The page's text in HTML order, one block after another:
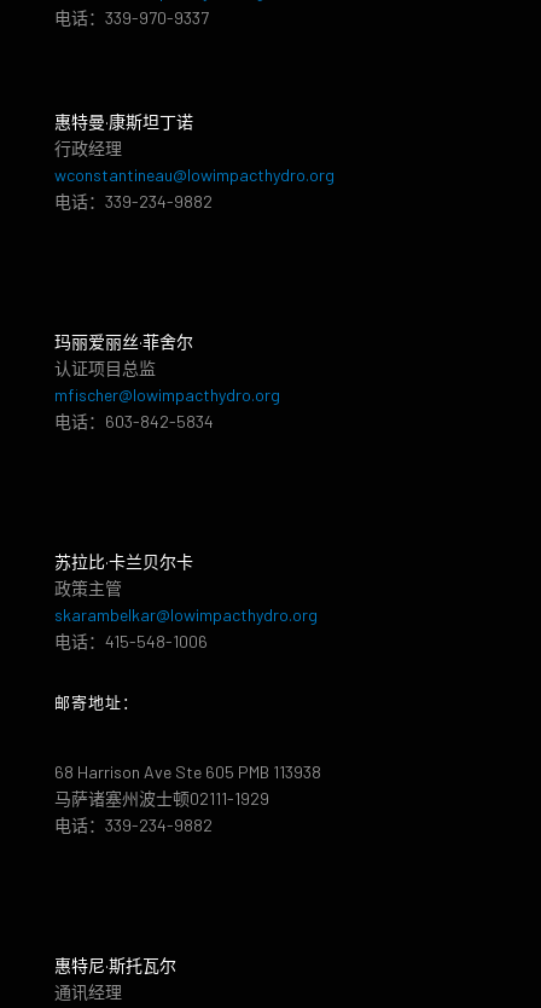
电话：339-970-9337
惠特曼·康斯坦丁诺
行政经理
wconstantineau@lowimpacthydro.org
电话：339-234-9882
玛丽爱丽丝·菲舍尔
认证项目总监
mfischer@lowimpacthydro.org
电话：603-842-5834
苏拉比·卡兰贝尔卡
政策主管
skarambelkar@lowimpacthydro.org
电话：415-548-1006
邮寄地址：
68 Harrison Ave Ste 605 PMB 113938
马萨诸塞州波士顿02111-1929
电话：339-234-9882
惠特尼·斯托瓦尔
通讯经理